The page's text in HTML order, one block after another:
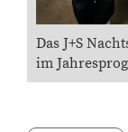
Das J+S
im